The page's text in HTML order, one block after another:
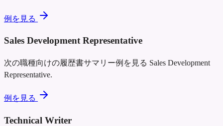
例を見る
Sales Development Representative
次の職種向けの履歴書サマリー例を見る Sales Development
Representative.
例を見る
Technical Writer